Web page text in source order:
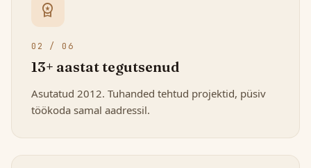
workspace_premium
02 / 06
13+ aastat tegutsenud
Asutatud 2012. Tuhanded tehtud projektid, püsiv
töökoda samal aadressil.